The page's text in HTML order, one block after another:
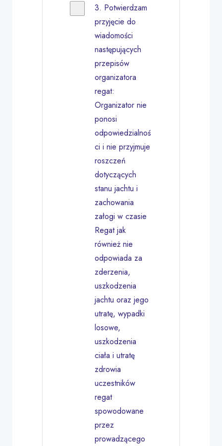
3. Potwierdzam
przyjęcie do
wiadomości
następujących
przepisów
organizatora
regat:
Organizator nie
ponosi
odpowiedzialnoś
ci i nie przyjmuje
roszczeń
dotyczących
stanu jachtu i
zachowania
załogi w czasie
Regat jak
również nie
odpowiada za
zderzenia,
uszkodzenia
jachtu oraz jego
utratę, wypadki
losowe,
uszkodzenia
ciała i utratę
zdrowia
uczestników
regat
spowodowane
przez
prowadzącego